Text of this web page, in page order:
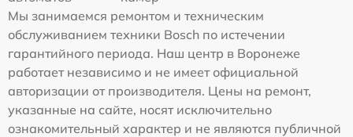
Мы занимаемся ремонтом и техническим
обслуживанием техники Bosch по истечении
гарантийного периода. Наш центр в Воронеже
работает независимо и не имеет официальной
авторизации от производителя. Цены на ремонт,
указанные на сайте, носят исключительно
ознакомительный характер и не являются публичной